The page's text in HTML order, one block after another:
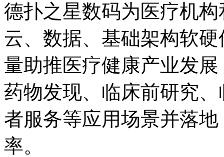
德扑之星数码为医疗机
云、数据、基础架构软
量助推医疗健康产业发
药物发现、临床前研究
者服务等应用场景并落
率。